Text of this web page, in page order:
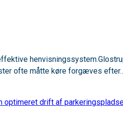
ofte måtte køre forgæves